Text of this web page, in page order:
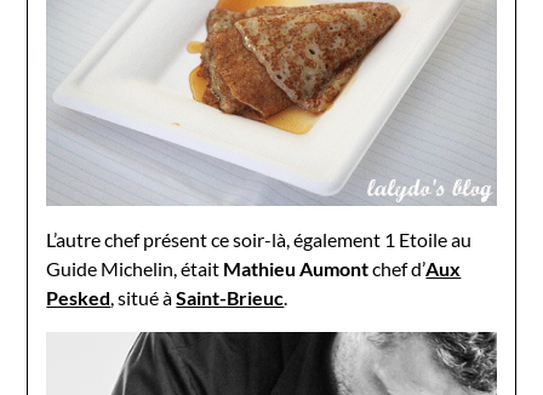
L’autre chef présent ce soir-là, également 1 Etoile au
Guide Michelin, était Mathieu Aumontchef d’Aux
Pesked, situé àSaint-Brieuc.